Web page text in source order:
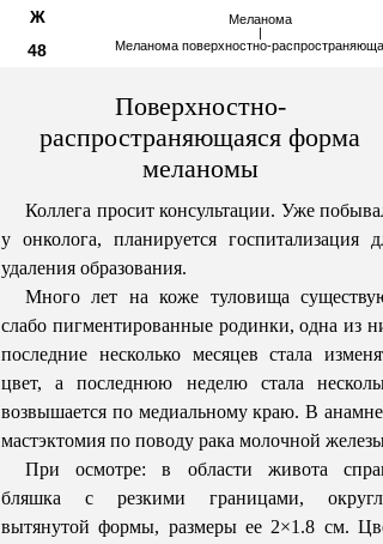
Ж
48
Меланома
|
Меланома поверхностно-
Поверхностно-
распространяющаяся форма
меланомы
Коллега просит консультации. Уже
у онколога, планируется госпитализация
удаления образования.
Много лет на коже туловища
слабо пигментированные родинки, одна из
последние несколько месяцев стала
цвет, а последнюю неделю стала
возвышается по медиальному краю. В
мастэктомия по поводу рака молочной
При осмотре: в области живота
бляшка с резкими границами,
вытянутой формы, размеры ее 2×1.8 см.